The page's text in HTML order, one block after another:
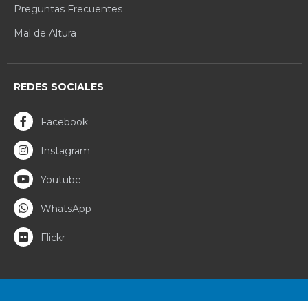
Preguntas Frecuentes
Mal de Altura
REDES SOCIALES
Facebook
Instagram
Youtube
WhatsApp
Flickr